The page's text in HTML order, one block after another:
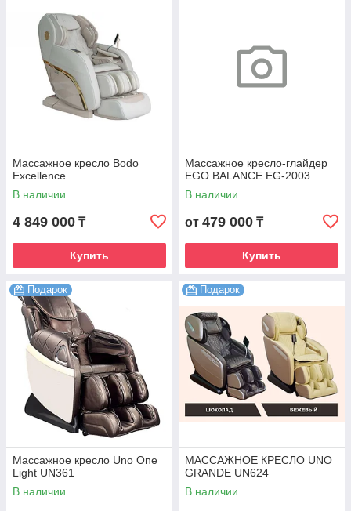
Массажное кресло Bodo
Excellence
В наличии
4 849 000 ₸
Купить
Массажное кресло-глайдер
EGO BALANCE EG-2003
В наличии
от 479 000 ₸
Купить
Подарок
Массажное кресло Uno One
Light UN361
В наличии
Подарок
МАССАЖНОЕ КРЕСЛО UNO
GRANDE UN624
В наличии